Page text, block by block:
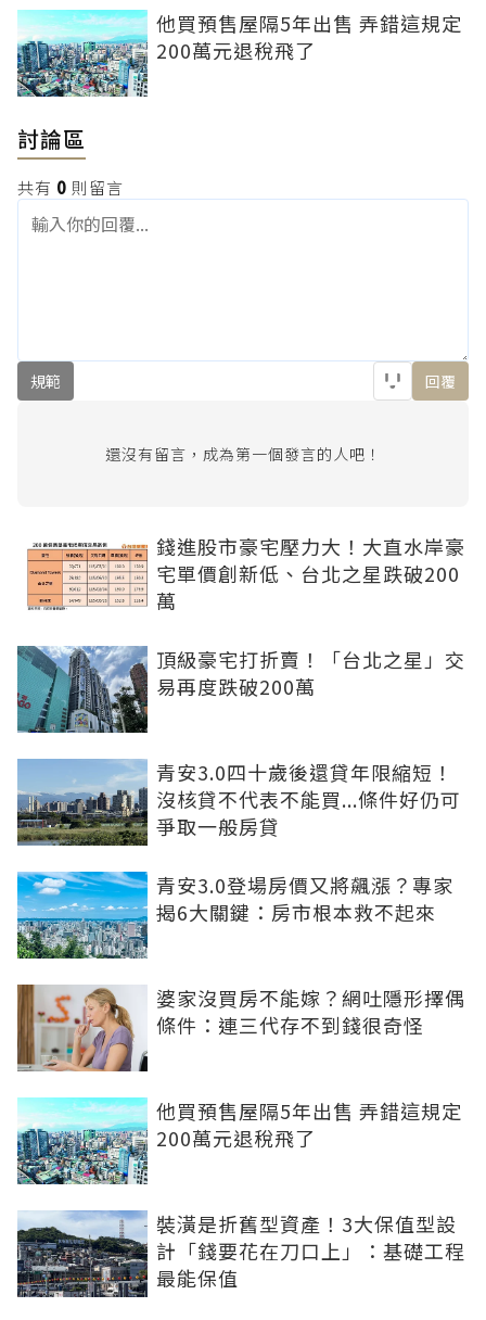
他買預售屋隔5年出售 弄錯這規定
200萬元退稅飛了
討論區
共有 0 則留言
規範 回覆
還沒有留言，成為第一個發言的人吧！
錢進股市豪宅壓力大！大直水岸豪
宅單價創新低、台北之星跌破200
萬
頂級豪宅打折賣！「台北之星」交
易再度跌破200萬
青安3.0四十歲後還貸年限縮短！
沒核貸不代表不能買...條件好仍可
爭取一般房貸
青安3.0登場房價又將飆漲？專家
揭6大關鍵：房市根本救不起來
婆家沒買房不能嫁？網吐隱形擇偶
條件：連三代存不到錢很奇怪
他買預售屋隔5年出售 弄錯這規定
200萬元退稅飛了
裝潢是折舊型資產！3大保值型設
計「錢要花在刀口上」：基礎工程
最能保值